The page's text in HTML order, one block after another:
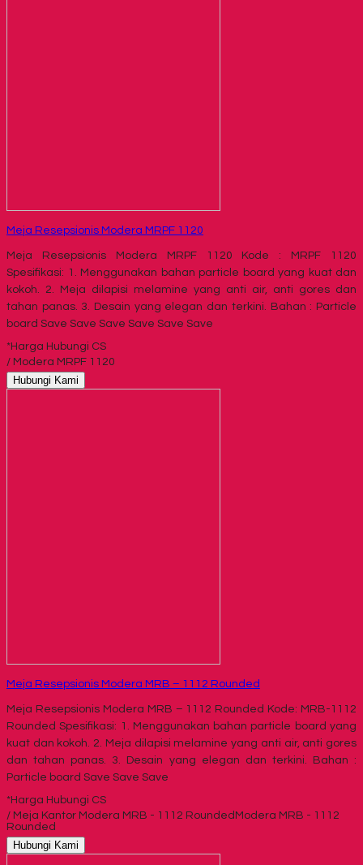
Meja Resepsionis Modera MRPF 1120
Meja Resepsionis Modera MRPF 1120 Kode : MRPF 1120
Spesifikasi: 1. Menggunakan bahan particle board yang kuat dan
kokoh. 2. Meja dilapisi melamine yang anti air, anti gores dan
tahan panas. 3. Desain yang elegan dan terkini. Bahan : Particle
board Save Save Save Save Save Save
*Harga Hubungi CS
/ Modera MRPF 1120
Hubungi Kami
Meja Resepsionis Modera MRB – 1112 Rounded
Meja Resepsionis Modera MRB – 1112 Rounded Kode: MRB-1112
Rounded Spesifikasi: 1. Menggunakan bahan particle board yang
kuat dan kokoh. 2. Meja dilapisi melamine yang anti air, anti gores
dan tahan panas. 3. Desain yang elegan dan terkini. Bahan :
Particle board Save Save Save
*Harga Hubungi CS
/ Meja Kantor Modera MRB - 1112 RoundedModera MRB - 1112
Rounded
Hubungi Kami